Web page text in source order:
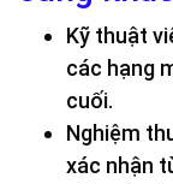
Kỹ thuật
các hạng
cuối.
Nghiệm
xác nhận